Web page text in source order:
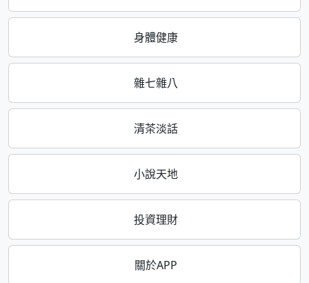
身體健康
雜七雜八
清茶淡話
小說天地
投資理財
關於APP